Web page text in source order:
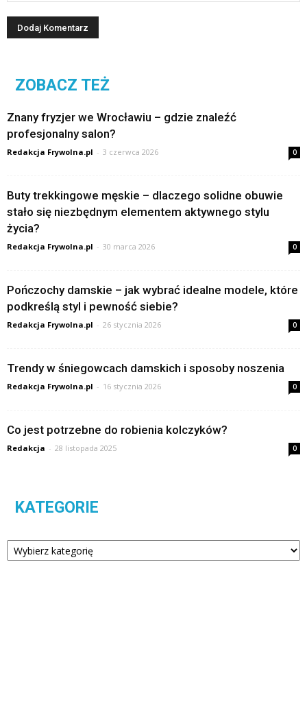
ZOBACZ TEŻ
Znany fryzjer we Wrocławiu – gdzie znaleźć
profesjonalny salon?
Redakcja Frywolna.pl - 3 czerwca 2026 0
Buty trekkingowe męskie – dlaczego solidne obuwie
stało się niezbędnym elementem aktywnego stylu
życia?
Redakcja Frywolna.pl - 30 marca 2026 0
Pończochy damskie – jak wybrać idealne modele, które
podkreślą styl i pewność siebie?
Redakcja Frywolna.pl - 26 stycznia 2026 0
Trendy w śniegowcach damskich i sposoby noszenia
Redakcja Frywolna.pl - 16 stycznia 2026 0
Co jest potrzebne do robienia kolczyków?
Redakcja - 28 listopada 2025 0
KATEGORIE
Kategorie